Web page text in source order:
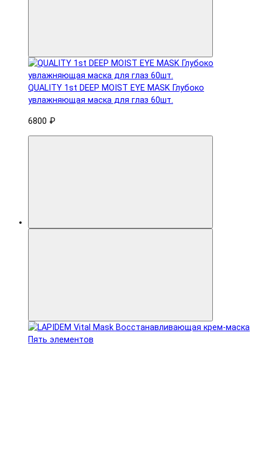
QUALITY 1st DEEP MOIST EYE MASK Глубоко
увлажняющая маска для глаз 60шт.
6800 ₽